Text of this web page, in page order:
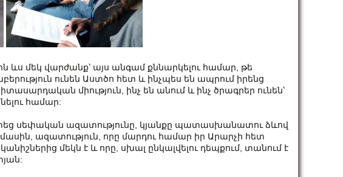
մեկ վարժանք՝ այս անգամ քննարկելու համար, թե
ունեն Աստծո հետ և ինչպես են ապրում իրենց
միություն, ինչ են անում և ինչ ծրագրեր ունեն՝
համար:
սեփական ազատությունը, կյանքը պատասխանատու ձևով
ազատություն, որը մարդու համար իր Արարչի հետ
մեկն է և որը, սխալ ընկալվելու դեպքում, տանում է